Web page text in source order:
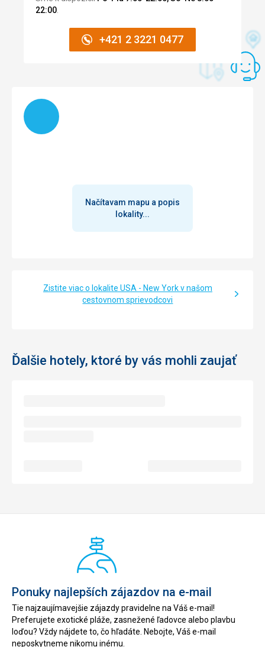
22:00
+421 2 3221 0477
Načítam
Načítavam mapu a popis
lokality...
Zistite viac o lokalite USA - New York v našom
cestovnom sprievodcovi
Ďalšie hotely, ktoré by vás mohli zaujať
Ponuky najlepších zájazdov na e-mail
Tie najzaujímavejšie zájazdy pravidelne na Váš e-mail!
Preferujete exotické pláže, zasnežené ľadovce alebo plavbu
loďou? Vždy nájdete to, čo hľadáte. Nebojte, Váš e-mail
neposkytneme nikomu inému.